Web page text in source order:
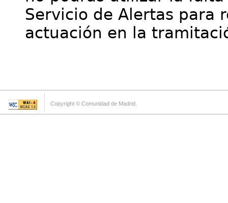
Servicio de Alertas para
actuación en la
Copyright © Comunidad de Madrid.